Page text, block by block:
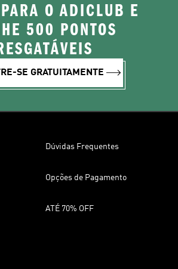
O ADICLUB E
500 PONTOS
SE GRATUITAMENTE
Dúvidas Frequentes
Opções de Pagamento
ATÉ 70% OFF